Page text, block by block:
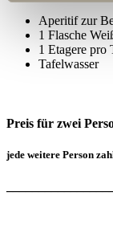
Aperitif zur
1 Flasche
1 Etagere pro
Tafelwasser
Preis für zwei
jede weitere Person